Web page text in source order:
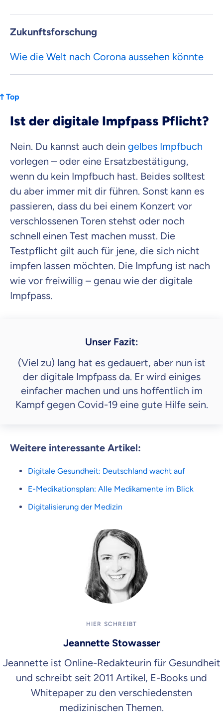
Zukunftsforschung
Wie die Welt nach Corona aussehen könnte
Top
Ist der digitale Impfpass Pflicht?
Nein. Du kannst auch dein gelbes Impfbuch
vorlegen – oder eine Ersatzbestätigung,
wenn du kein Impfbuch hast. Beides solltest
du aber immer mit dir führen. Sonst kann es
passieren, dass du bei einem Konzert vor
verschlossenen Toren stehst oder noch
schnell einen Test machen musst. Die
Testpflicht gilt auch für jene, die sich nicht
impfen lassen möchten. Die Impfung ist nach
wie vor freiwillig – genau wie der digitale
Impfpass.
Unser Fazit:
(Viel zu) lang hat es gedauert, aber nun ist
der digitale Impfpass da. Er wird einiges
einfacher machen und uns hoffentlich im
Kampf gegen Covid-19 eine gute Hilfe sein.
Weitere interessante Artikel:
Digitale Gesundheit: Deutschland wacht auf
E-Medikationsplan: Alle Medikamente im Blick
Digitalisierung der Medizin
HIER SCHREIBT
Jeannette Stowasser
Jeannette ist Online-Redakteurin für Gesundheit
und schreibt seit 2011 Artikel, E-Books und
Whitepaper zu den verschiedensten
medizinischen Themen.